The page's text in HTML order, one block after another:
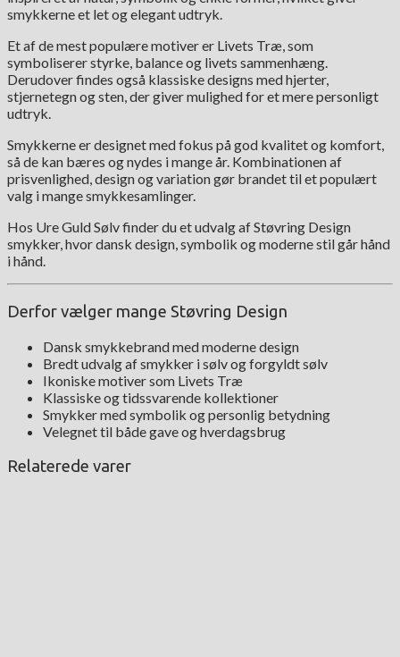
smykkerne et let og elegant udtryk.
Et af de mest populære motiver er Livets Træ, som
symboliserer styrke, balance og livets sammenhæng.
Derudover findes også klassiske designs med hjerter,
stjernetegn og sten, der giver mulighed for et mere personligt
udtryk.
Smykkerne er designet med fokus på god kvalitet og komfort,
så de kan bæres og nydes i mange år. Kombinationen af
prisvenlighed, design og variation gør brandet til et populært
valg i mange smykkesamlinger.
Hos Ure Guld Sølv finder du et udvalg af Støvring Design
smykker, hvor dansk design, symbolik og moderne stil går hånd
i hånd.
Derfor vælger mange Støvring Design
Dansk smykkebrand med moderne design
Bredt udvalg af smykker i sølv og forgyldt sølv
Ikoniske motiver som Livets Træ
Klassiske og tidssvarende kollektioner
Smykker med symbolik og personlig betydning
Velegnet til både gave og hverdagsbrug
Relaterede varer